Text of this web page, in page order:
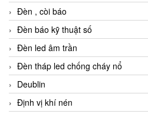
Đèn , còi báo
Đèn báo kỹ thuật số
Đèn led âm trần
Đèn tháp led chống cháy nổ
Deublin
Định vị khí nén